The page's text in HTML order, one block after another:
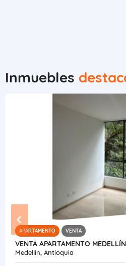
Inmuebles
APARTAMENTO VENTA
Medellín, Antioquia